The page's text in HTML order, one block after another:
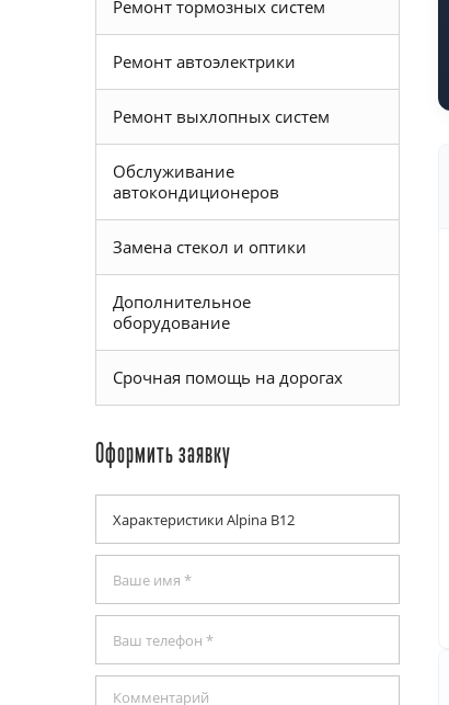
Ремонт тормозных систем
Ремонт автоэлектрики
Ремонт выхлопных систем
Обслуживание
автокондиционеров
Замена стекол и оптики
Дополнительное
оборудование
Срочная помощь на дорогах
Оформить заявку